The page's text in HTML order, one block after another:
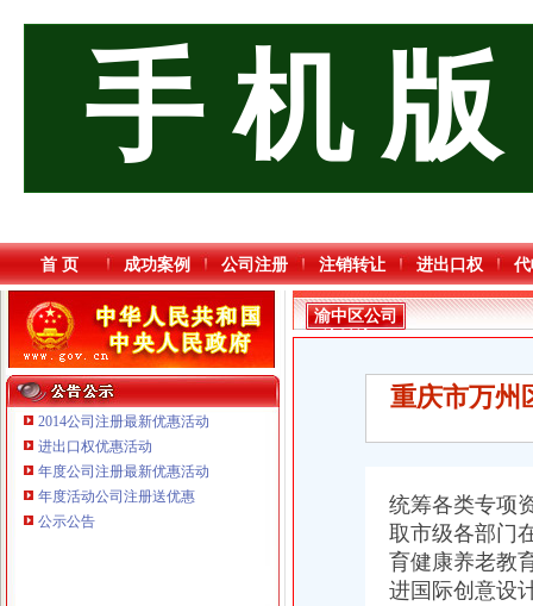
手 机 版
首 页 成功案例 公司注册 注销转让 进出口权
2014公司注册最新优惠活动
进出口权优惠活动
年度公司注册最新优惠活动
年度活动公司注册送优惠
公示公告
渝中区公司
注销流程
重庆市万州
统筹各类专项
取市级各部门
育健康养老教
进国际创意设